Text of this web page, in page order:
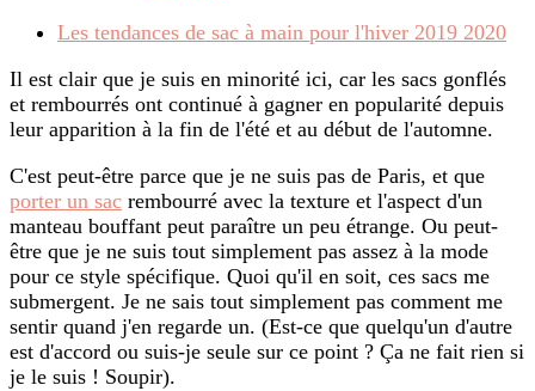
Les tendances de sac à main pour l'hiver 2019 2020
Il est clair que je suis en minorité ici, car les sacs gonflés
et rembourrés ont continué à gagner en popularité depuis
leur apparition à la fin de l'été et au début de l'automne.
C'est peut-être parce que je ne suis pas de Paris, et que
porter un sac rembourré avec la texture et l'aspect d'un
manteau bouffant peut paraître un peu étrange. Ou peut-
être que je ne suis tout simplement pas assez à la mode
pour ce style spécifique. Quoi qu'il en soit, ces sacs me
submergent. Je ne sais tout simplement pas comment me
sentir quand j'en regarde un. (Est-ce que quelqu'un d'autre
est d'accord ou suis-je seule sur ce point ? Ça ne fait rien si
je le suis ! Soupir).